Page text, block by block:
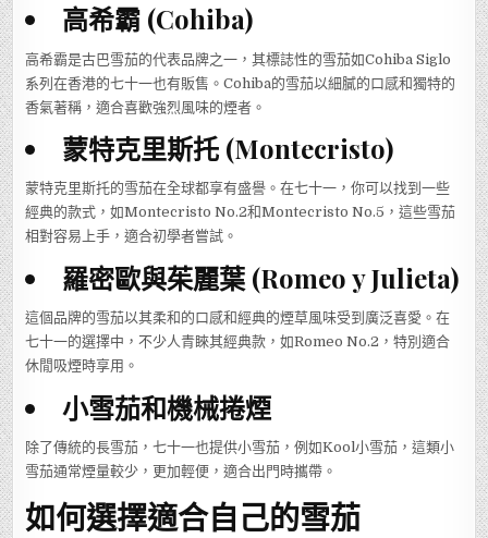
高希霸 (Cohiba)
高希霸是古巴雪茄的代表品牌之一，其標誌性的雪茄如Cohiba Siglo
系列在香港的七十一也有販售。Cohiba的雪茄以細膩的口感和獨特的
香氣著稱，適合喜歡強烈風味的煙者。
蒙特克里斯托 (Montecristo)
蒙特克里斯托的雪茄在全球都享有盛譽。在七十一，你可以找到一些
經典的款式，如Montecristo No.2和Montecristo No.5，這些雪茄
相對容易上手，適合初學者嘗試。
羅密歐與茱麗葉 (Romeo y Julieta)
這個品牌的雪茄以其柔和的口感和經典的煙草風味受到廣泛喜愛。在
七十一的選擇中，不少人青睞其經典款，如Romeo No.2，特別適合
休閒吸煙時享用。
小雪茄和機械捲煙
除了傳統的長雪茄，七十一也提供小雪茄，例如Kool小雪茄，這類小
雪茄通常煙量較少，更加輕便，適合出門時攜帶。
如何選擇適合自己的雪茄